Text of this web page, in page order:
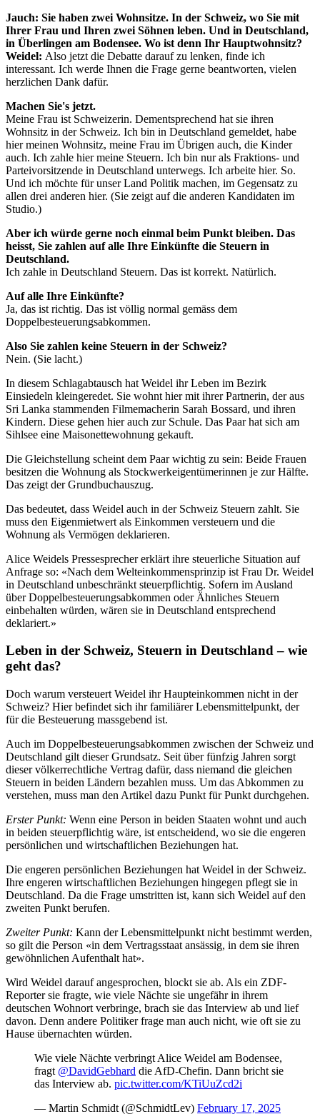
Jauch: Sie haben zwei Wohnsitze. In der Schweiz, wo Sie mit
Ihrer Frau und Ihren zwei Söhnen leben. Und in Deutschland,
in Überlingen am Bodensee. Wo ist denn Ihr Hauptwohnsitz?
Weidel: Also jetzt die Debatte darauf zu lenken, finde ich
interessant. Ich werde Ihnen die Frage gerne beantworten, vielen
herzlichen Dank dafür.​
Machen Sie's jetzt.
Meine Frau ist Schweizerin. Dementsprechend hat sie ihren
Wohnsitz in der Schweiz. Ich bin in Deutschland gemeldet, habe
hier meinen Wohnsitz, meine Frau im Übrigen auch, die Kinder
auch. Ich zahle hier meine Steuern. Ich bin nur als Fraktions- und
Parteivorsitzende in Deutschland unterwegs. Ich arbeite hier. So.
Und ich möchte für unser Land Politik machen, im Gegensatz zu
allen drei anderen hier. (Sie zeigt auf die anderen Kandidaten im
Studio.)​
Aber ich würde gerne noch einmal beim Punkt bleiben. Das
heisst, Sie zahlen auf alle Ihre Einkünfte die Steuern in
Deutschland.
Ich zahle in Deutschland Steuern. Das ist korrekt. Natürlich.​
Auf alle Ihre Einkünfte?
Ja, das ist richtig. Das ist völlig normal gemäss dem
Doppelbesteuerungsabkommen.​
Also Sie zahlen keine Steuern in der Schweiz?
Nein. (Sie lacht.)​
In diesem Schlagabtausch hat Weidel ihr Leben im Bezirk
Einsiedeln kleingeredet. Sie wohnt hier mit ihrer Partnerin, der aus
Sri Lanka stammenden Filmemacherin Sarah Bossard, und ihren
Kindern. Diese gehen hier auch zur Schule. Das Paar hat sich am
Sihlsee eine Maisonettewohnung gekauft.
Die Gleichstellung scheint dem Paar wichtig zu sein: Beide Frauen
besitzen die Wohnung als Stockwerkeigentümerinnen je zur Hälfte.
Das zeigt der Grundbuchauszug.
Das bedeutet, dass Weidel auch in der Schweiz Steuern zahlt. Sie
muss den Eigenmietwert als Einkommen versteuern und die
Wohnung als Vermögen deklarieren.
Alice Weidels Pressesprecher erklärt ihre steuerliche Situation auf
Anfrage so: «Nach dem Welteinkommensprinzip ist Frau Dr. Weidel
in Deutschland unbeschränkt steuerpflichtig. Sofern im Ausland
über Doppelbesteuerungsabkommen oder Ähnliches Steuern
einbehalten würden, wären sie in Deutschland entsprechend
deklariert.»
Leben in der Schweiz, Steuern in Deutschland – wie
geht das?
Doch warum versteuert Weidel ihr Haupteinkommen nicht in der
Schweiz? Hier befindet sich ihr familiärer Lebensmittelpunkt, der
für die Besteuerung massgebend ist.
Auch im Doppelbesteuerungsabkommen zwischen der Schweiz und
Deutschland gilt dieser Grundsatz. Seit über fünfzig Jahren sorgt
dieser völkerrechtliche Vertrag dafür, dass niemand die gleichen
Steuern in beiden Ländern bezahlen muss. Um das Abkommen zu
verstehen, muss man den Artikel dazu Punkt für Punkt durchgehen.
Erster Punkt: Wenn eine Person in beiden Staaten wohnt und auch
in beiden steuerpflichtig wäre, ist entscheidend, wo sie die engeren
persönlichen und wirtschaftlichen Beziehungen hat.
Die engeren persönlichen Beziehungen hat Weidel in der Schweiz.
Ihre engeren wirtschaftlichen Beziehungen hingegen pflegt sie in
Deutschland. Da die Frage umstritten ist, kann sich Weidel auf den
zweiten Punkt berufen.
Zweiter Punkt: Kann der Lebensmittelpunkt nicht bestimmt werden,
so gilt die Person «in dem Vertragsstaat ansässig, in dem sie ihren
gewöhnlichen Aufenthalt hat».
Wird Weidel darauf angesprochen, blockt sie ab. Als ein ZDF-
Reporter sie fragte, wie viele Nächte sie ungefähr in ihrem
deutschen Wohnort verbringe, brach sie das Interview ab und lief
davon. Denn andere Politiker frage man auch nicht, wie oft sie zu
Hause übernachten würden.
Wie viele Nächte verbringt Alice Weidel am Bodensee,
fragt @DavidGebhard die AfD-Chefin. Dann bricht sie
das Interview ab. pic.twitter.com/KTiUuZcd2i
— Martin Schmidt (@SchmidtLev) February 17, 2025